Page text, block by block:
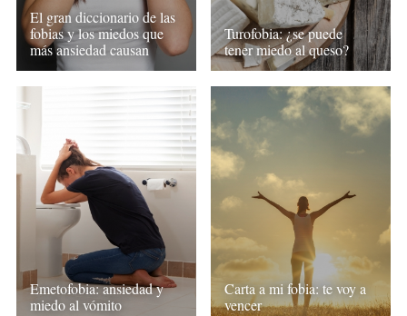
El gran diccionario de las
fobias y los miedos que
más ansiedad causan
Turofobia: ¿se puede
tener miedo al queso?
Emetofobia: ansiedad y
miedo al vómito
Carta a mi fobia: te voy a
vencer